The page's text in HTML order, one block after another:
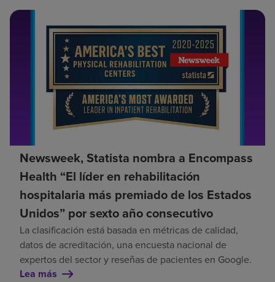
Newsweek, Statista nombra a Encompass
Health “El líder en rehabilitación
hospitalaria más premiado de los Estados
Unidos” por sexto año consecutivo
La clasificación está basada en métricas de calidad,
datos de acreditación, una encuesta nacional de
expertos del sector y reseñas de pacientes en Google.
Lea más